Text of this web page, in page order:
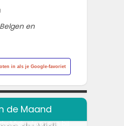
en
in als je Google-favoriet
de Maand